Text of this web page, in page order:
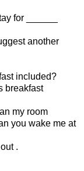
for ______
another
included?
breakfast
my room
you wake me at
.